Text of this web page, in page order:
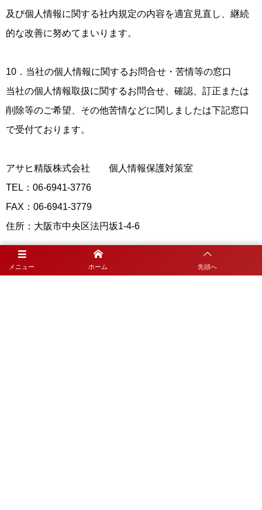
及び個人情報に関する社内規定の内容を適宜見直し、継続
的な改善に努めてまいります。
10．当社の個人情報に関するお問合せ・苦情等の窓口
当社の個人情報取扱に関するお問合せ、確認、訂正または
削除等のご希望、その他苦情などに関しましたは下記窓口
で受付ております。
アサヒ精版株式会社 個人情報保護対策室
TEL：06-6941-3776
FAX：06-6941-3779
住所：大阪市中央区法円坂1-4-6
メニュー ホーム 先頭へ